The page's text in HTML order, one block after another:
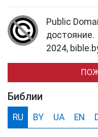
Public
достояние.
2024,
Библии
RU BY UA EN